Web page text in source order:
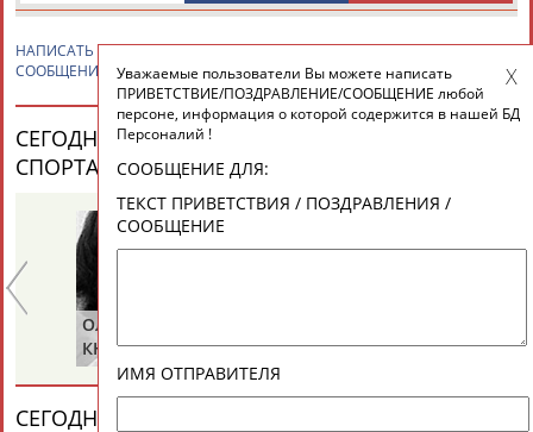
НАПИСАТЬ Александр МАКАРОВПРИВЕТСТВИЕ / ПОЗДРАВЛЕНИЕ /
СООБЩЕНИЕ
СЕГОДНЯ ДЕНЬ РОЖДЕНИЯ У ПЕРСОН ИЗ МИРА
СПОРТА (25 ПЕРСОНАЛИЙ)
Ольга
КНЯЗЕВА
БЕЛОВА
СЕГОДНЯ ДЕНЬ ПАМЯТИ У ПЕРСОН ИЗ МИРА
Уважаемые пользователи Вы можете написать
ПРИВЕТСТВИЕ/ПОЗДРАВЛЕНИЕ/СООБЩЕНИЕ любой
персоне, информация о которой содержится в нашей БД
Персоналий !
СООБЩЕНИЕ ДЛЯ:
ТЕКСТ ПРИВЕТСТВИЯ / ПОЗДРАВЛЕНИЯ /
СООБЩЕНИЕ
ИМЯ ОТПРАВИТЕЛЯ